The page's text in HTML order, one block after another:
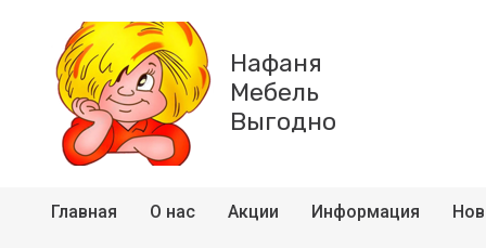
Нафаня
Мебель
Выгодно
Главная О нас Акции Информация